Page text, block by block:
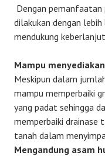
Dengan pemanfaatan
dilakukan dengan
mendukung
Mampu
Meskipun dalam
mampu memperbaiki
yang padat sehingga
memperbaiki drainase
tanah dalam
Mengandung asam